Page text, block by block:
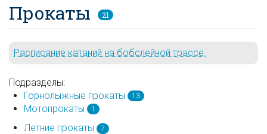
Прокаты 21
Расписание катаний на бобслейной трассе.
Подразделы:
Горнолыжные прокаты
13
Мотопрокаты 1
Летние прокаты 7